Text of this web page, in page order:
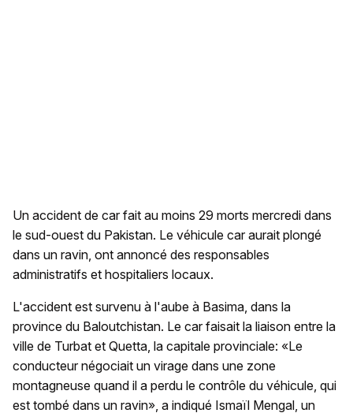
Un accident de car fait au moins 29 morts mercredi dans
le sud-ouest du Pakistan. Le véhicule car aurait plongé
dans un ravin, ont annoncé des responsables
administratifs et hospitaliers locaux.
L'accident est survenu à l'aube à Basima, dans la
province du Baloutchistan. Le car faisait la liaison entre la
ville de Turbat et Quetta, la capitale provinciale: «Le
conducteur négociait un virage dans une zone
montagneuse quand il a perdu le contrôle du véhicule, qui
est tombé dans un ravin», a indiqué Ismaïl Mengal, un